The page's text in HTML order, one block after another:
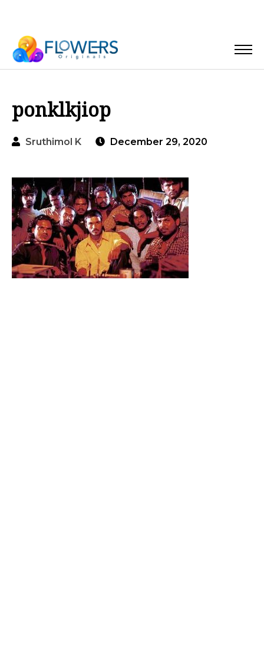
ponklkjiop
Sruthimol K December 29, 2020